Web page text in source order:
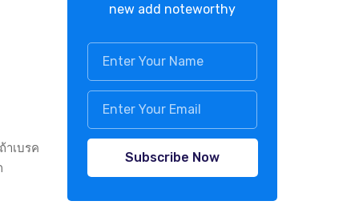
าเบรค
new add noteworthy
Subscribe Now